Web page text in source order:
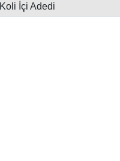
Koli İçi Adedi